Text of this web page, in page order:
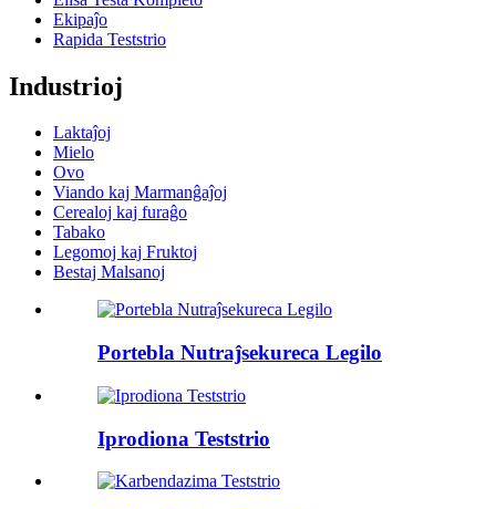
Ekipaĵo
Rapida Teststrio
Industrioj
Laktaĵoj
Mielo
Ovo
Viando kaj Marmanĝaĵoj
Cerealoj kaj furaĝo
Tabako
Legomoj kaj Fruktoj
Bestaj Malsanoj
Portebla Nutraĵsekureca Legilo
Iprodiona Teststrio